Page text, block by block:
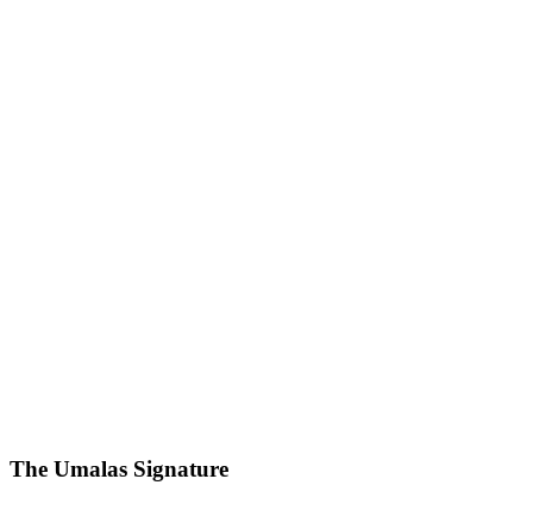
The Umalas Signature